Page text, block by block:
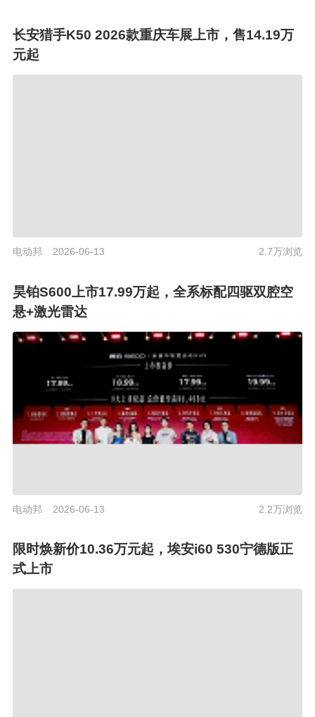
长安猎手K50 2026款重庆车展上市，售14.19万
元起
电动邦 2026-06-13 2.7万浏览
昊铂S600上市17.99万起，全系标配四驱双腔空
悬+激光雷达
电动邦 2026-06-13 2.2万浏览
限时焕新价10.36万元起，埃安i60 530宁德版正
式上市